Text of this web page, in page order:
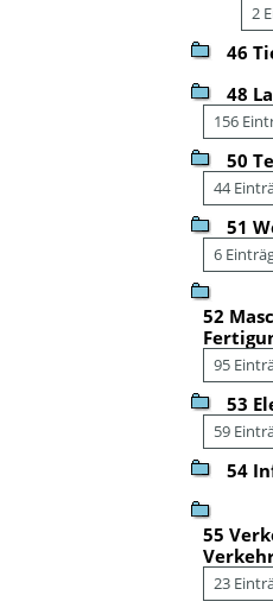
2
46
48
156
50
44
51
6
52
95
53
59
54
55
23